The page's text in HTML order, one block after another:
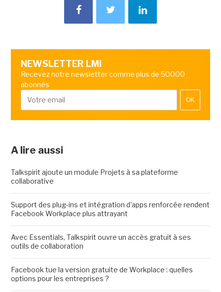
NEWSLETTER LMI
Recevez notre newsletter comme plus de 50000
abonnés
OK
A lire aussi
Talkspirit ajoute un module Projets à sa plateforme
collaborative
Support des plug-ins et intégration d'apps renforcée rendent
Facebook Workplace plus attrayant
Avec Essentials, Talkspirit ouvre un accès gratuit à ses
outils de collaboration
Facebook tue la version gratuite de Workplace : quelles
options pour les entreprises ?